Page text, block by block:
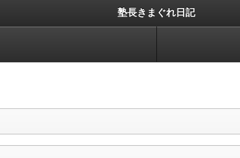
塾長きまぐれ日記